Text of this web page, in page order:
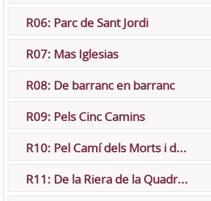
R06: Parc de Sant Jordi
R07: Mas Iglesias
R08: De barranc en barranc
R09: Pels Cinc Camins
R10: Pel Camí dels Morts i d...
R11: De la Riera de la Quadr...